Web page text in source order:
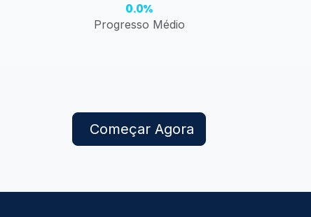
0.0%
Progresso Médio
Começar Agora